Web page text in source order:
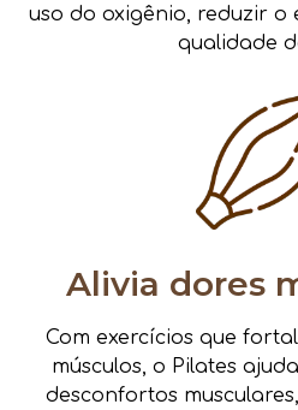
uso do oxigênio, reduzir o
qualidade
Alivia dores
Com exercícios que
músculos, o Pilates
desconfortos